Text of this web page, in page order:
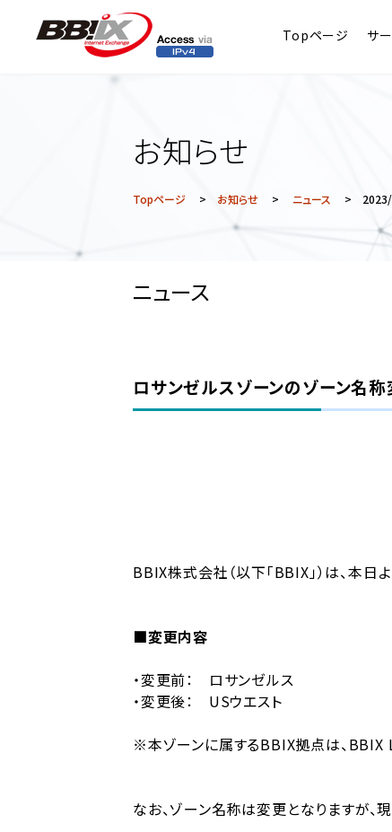
Topページ サ
お知らせ
Topページ > お知らせ > ニュース > 2023/
ニュース
ロサンゼルスゾーンのゾーン名
BBIX株式会社（以下「BBIX」）は、本
■変更内容
・変更前： ロサンゼルス
・変更後： USウエスト
※本ゾーンに属するBBIX拠点は、BBIX
なお、ゾーン名称は変更となりますが、